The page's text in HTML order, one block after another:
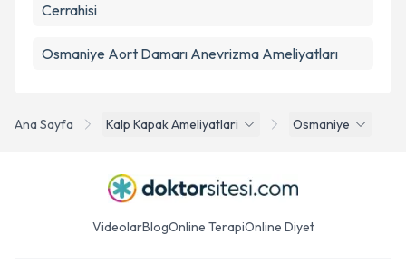
Ana Sayfa Kalp Kapak Ameliyatlari Osmaniye
Cerrahisi
Osmaniye Aort Damarı Anevrizma Ameliyatları
VideolarBlogOnline TerapiOnline Diyet